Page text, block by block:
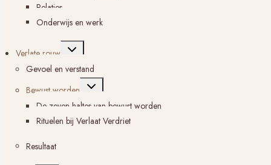
Relaties
Onderwijs en werk
Verlate rouw
Toggle
submenu
Gevoel en verstand
Bewust worden
Toggle
submenu
De zeven haltes van bewust worden
Rituelen bij Verlaat Verdriet
Resultaat